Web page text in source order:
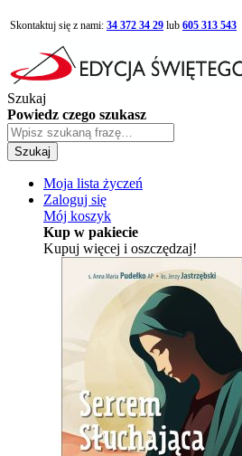
Skontaktuj się z nami: 34 372 34 29 lub 605 313 543
Szukaj
Powiedz czego szukasz
Szukaj
Moja lista życzeń
Zaloguj się
Mój koszyk
Kup w pakiecie
Kupuj więcej i oszczędzaj!